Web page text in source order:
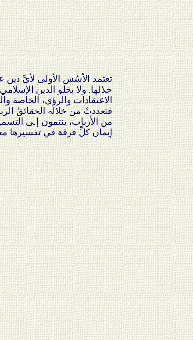
تعتمد الأسُس الأولى لأيِّ دين
خلالها. ولا يخلو الدين
الاعتقادات والرؤى،
فتعددتْ من خلاله الحقائقُ
من الأرباب، ينتمون إلى
إيمان كلِّ فرقة في تفسيرها